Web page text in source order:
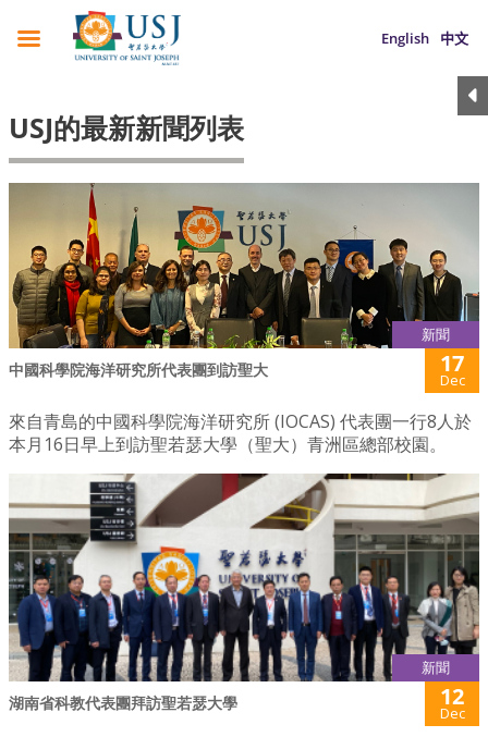
English 中文
USJ的最新新聞列表
新聞
中國科學院海洋研究所代表團到訪聖大 17
Dec
來自青島的中國科學院海洋研究所 (IOCAS) 代表團一行8人於
本月16日早上到訪聖若瑟大學（聖大）青洲區總部校園。
新聞
湖南省科教代表團拜訪聖若瑟大學 12
Dec